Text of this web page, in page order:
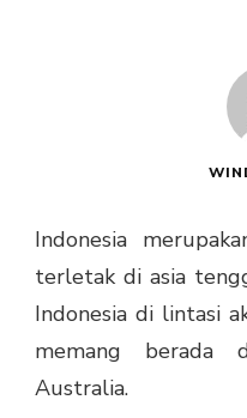
Indonesia
terletak di asia
Indonesia di lintasi
memang berada
Australia.